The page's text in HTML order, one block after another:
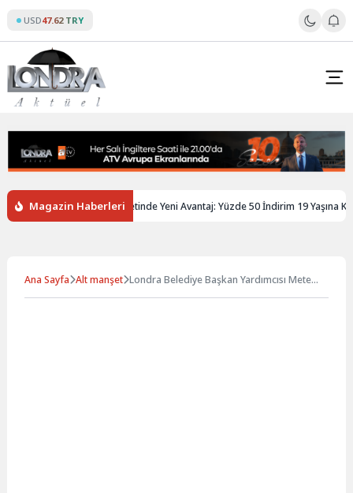
content
USD47.62 TRY
Magazin Haberleri
Gençlere Tren Biletinde Yeni Avantaj: Yüzde 50 İndirim 19 Yaşına Kadar
Ana Sayfa Alt manşet Londra Belediye Başkan Yardımcısı Mete